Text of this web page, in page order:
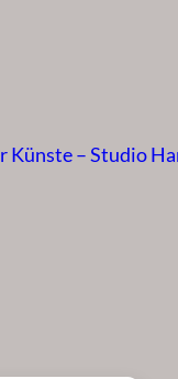
Künste – Studio